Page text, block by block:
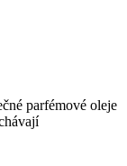
parfémové oleje